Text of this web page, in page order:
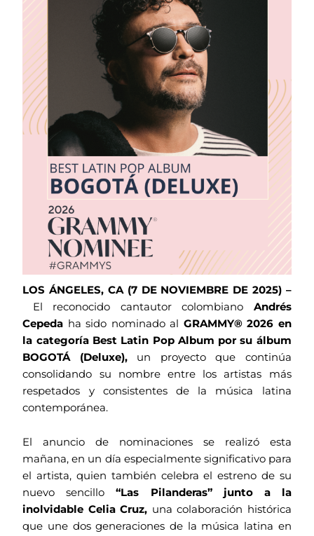
LOS ÁNGELES, CA (7 DE NOVIEMBRE DE 2025) –
El reconocido cantautor colombiano Andrés
Cepeda ha sido nominado al GRAMMY® 2026 en
la categoría Best Latin Pop Album por su álbum
BOGOTÁ (Deluxe),un proyecto que continúa
consolidando su nombre entre los artistas más
respetados y consistentes de la música latina
contemporánea.
El anuncio de nominaciones se realizó esta
mañana, en un día especialmente significativo para
el artista, quien también celebra el estreno de su
nuevo sencillo“Las Pilanderas” junto a la
inolvidable Celia Cruz, una colaboración histórica
que une dos generaciones de la música latina en